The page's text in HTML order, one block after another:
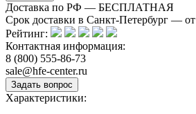
Доставка по РФ — БЕСПЛАТНАЯ
Срок доставки в Санкт-Петербург — от
Рейтинг:
Контактная информация:
8 (800) 555-86-73
sale@hfe-center.ru
Характеристики: